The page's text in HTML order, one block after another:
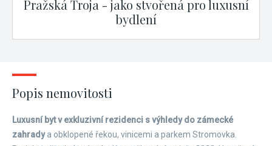
Pražská Troja - jako stvořená pro luxusní
bydlení
Popis nemovitosti
Luxusní byt v exkluzivní rezidenci s výhledy do zámecké
zahradya obklopené řekou, vinicemi a parkem Stromovka.